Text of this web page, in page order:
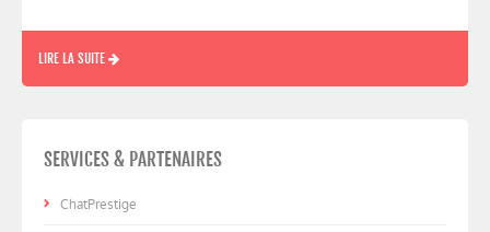
LIRE LA SUITE
SERVICES & PARTENAIRES
ChatPrestige